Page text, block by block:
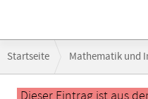
Navigation
Startseite Mathematik und
CS 532 — Software Design
Hauptinhalt